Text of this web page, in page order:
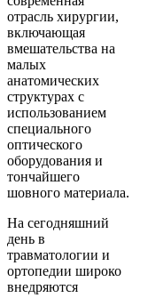
отрасль хирургии,
включающая
вмешательства на
малых
анатомических
структурах с
использованием
специального
оптического
оборудования и
тончайшего
шовного материала.
На сегодняшний
день в
травматологии и
ортопедии широко
внедряются